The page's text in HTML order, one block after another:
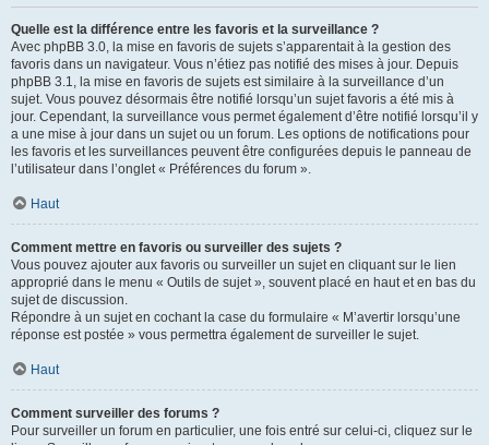
Quelle est la différence entre les favoris et la surveillance ?
Avec phpBB 3.0, la mise en favoris de sujets s’apparentait à la gestion des
favoris dans un navigateur. Vous n’étiez pas notifié des mises à jour. Depuis
phpBB 3.1, la mise en favoris de sujets est similaire à la surveillance d’un
sujet. Vous pouvez désormais être notifié lorsqu’un sujet favoris a été mis à
jour. Cependant, la surveillance vous permet également d’être notifié lorsqu’il y
a une mise à jour dans un sujet ou un forum. Les options de notifications pour
les favoris et les surveillances peuvent être configurées depuis le panneau de
l’utilisateur dans l’onglet « Préférences du forum ».
Haut
Comment mettre en favoris ou surveiller des sujets ?
Vous pouvez ajouter aux favoris ou surveiller un sujet en cliquant sur le lien
approprié dans le menu « Outils de sujet », souvent placé en haut et en bas du
sujet de discussion.
Répondre à un sujet en cochant la case du formulaire « M’avertir lorsqu’une
réponse est postée » vous permettra également de surveiller le sujet.
Haut
Comment surveiller des forums ?
Pour surveiller un forum en particulier, une fois entré sur celui-ci, cliquez sur le